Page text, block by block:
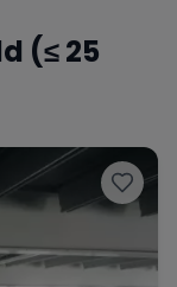
Ferrari
(≤ 25